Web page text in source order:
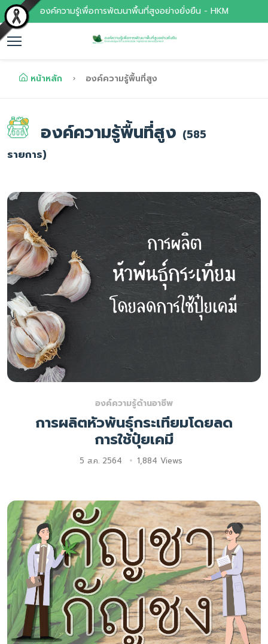
องค์ความรู้เพื่อการพัฒนาพื้นที่สูงอย่างยั่งยืน - HKM
หน้าหลัก องค์ความรู้พื้นที่สูง
องค์ความรู้พื้นที่สูง (585
รายการ)
องค์ความรู้ด้านอาชีพ
การผลิตหัวพันธุ์กระเทียมโดยลด
การใช้ปุ๋ยเคมี
5 ส.ค. 2564 1,884 Views